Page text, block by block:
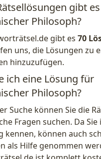
gibt
Philosoph?
gibt es 70
uns, die Lösungen zu
hinzuzufügen.
ich eine Lösung für
Philosoph?
Suche können Sie die
Fragen suchen. Da
kennen, können auch
als Hilfe genommen